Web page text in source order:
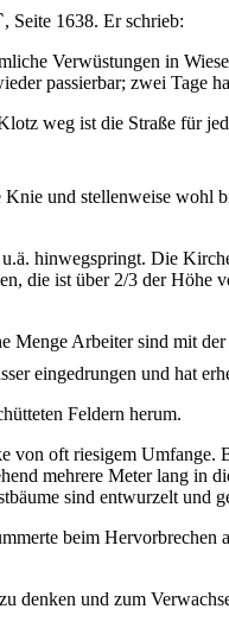
Seite 1638. Er schrieb:
Verwüstungen in
passierbar; zwei Tage
weg ist die Straße für
und stellenweise wohl
hinwegspringt. Die
die ist über 2/3 der Höhe
Menge Arbeiter sind mit
eingedrungen und hat
Feldern herum.
von oft riesigem Umfange.
mehrere Meter lang in
sind entwurzelt und
beim Hervorbrechen
denken und zum